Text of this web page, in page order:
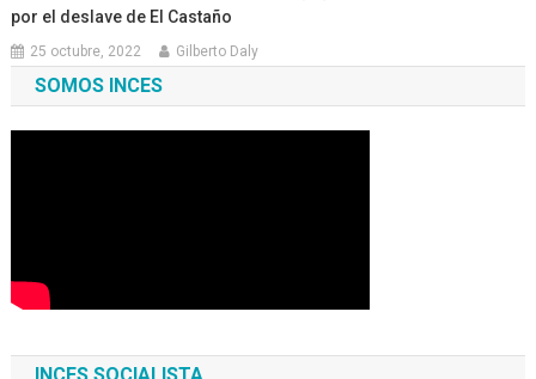
por el deslave de El Castaño
25 octubre, 2022 Gilberto Daly
SOMOS INCES